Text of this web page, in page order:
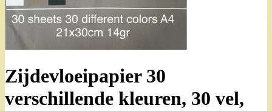
Zijdevloeipapier 30
verschillende kleuren, 30 vel,